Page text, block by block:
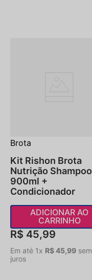
Brota
Kit Rishon Brota
Nutrição Shampoo
900ml +
Condicionador
ADICIONAR AO
CARRINHO
R$ 45,99
Em até 1x R$45,99 sem
juros